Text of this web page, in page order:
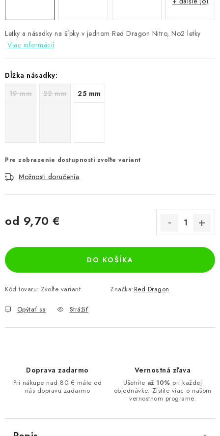
Letky a násadky na šípky v jednom Red Dragon Nitro, No2 letky
Viac informácií
Dĺžka násadky:
19 mm
22 mm 25 mm
Pre zobrazenie dostupnosti zvoľte variant
Možnosti doručenia
od 9,70 €
DO KOŠÍKA
Kód tovaru: Zvoľte variant Značka:Red Dragon
Opýtať sa Strážiť
Doprava zadarmo
Pri nákupe nad 80 € máte od
nás dopravu zadarmo
Vernostná zľava
Ušetrite až 10% pri každej
objednávke. Zistite viac o našom
vernostnom programe.